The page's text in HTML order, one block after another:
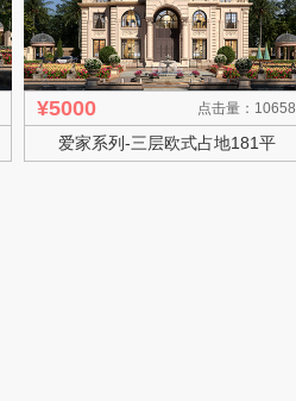
¥5000 点击量：10658
爱家系列-三层欧式占地181平